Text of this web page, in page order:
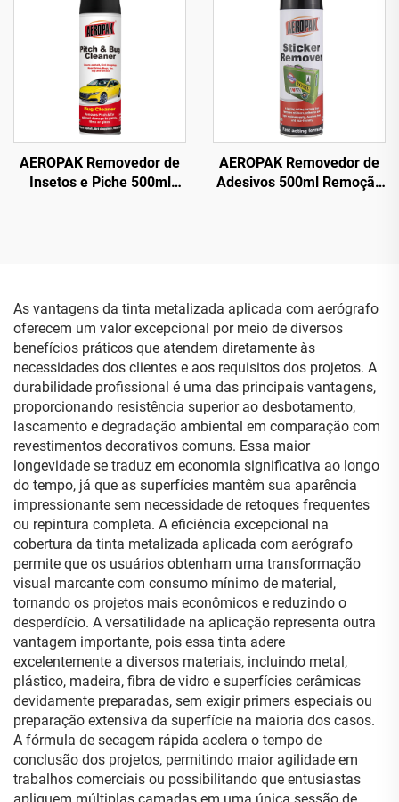
AEROPAK Removedor de
Insetos e Piche 500ml
AEROPAK Removedor de
Adesivos 500ml Remoção
As vantagens da tinta metalizada aplicada com aerógrafo
oferecem um valor excepcional por meio de diversos
benefícios práticos que atendem diretamente às
necessidades dos clientes e aos requisitos dos projetos. A
durabilidade profissional é uma das principais vantagens,
proporcionando resistência superior ao desbotamento,
lascamento e degradação ambiental em comparação com
revestimentos decorativos comuns. Essa maior
longevidade se traduz em economia significativa ao longo
do tempo, já que as superfícies mantêm sua aparência
impressionante sem necessidade de retoques frequentes
ou repintura completa. A eficiência excepcional na
cobertura da tinta metalizada aplicada com aerógrafo
permite que os usuários obtenham uma transformação
visual marcante com consumo mínimo de material,
tornando os projetos mais econômicos e reduzindo o
desperdício. A versatilidade na aplicação representa outra
vantagem importante, pois essa tinta adere
excelentemente a diversos materiais, incluindo metal,
plástico, madeira, fibra de vidro e superfícies cerâmicas
devidamente preparadas, sem exigir primers especiais ou
preparação extensiva da superfície na maioria dos casos.
A fórmula de secagem rápida acelera o tempo de
conclusão dos projetos, permitindo maior agilidade em
trabalhos comerciais ou possibilitando que entusiastas